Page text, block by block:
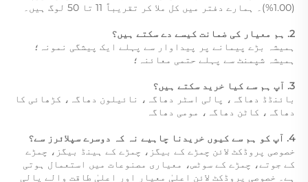
(1.00%)۔ ہمارے دفتر میں کل ملا کر تقریباً 11 تا 50 لوگ ہیں۔
2. ہم معیار کی ضمانت کیسے دے سکتے ہیں؟
ہمیشہ بڑے پیمانے پر پیداوار سے پہلے ایک پیشگی نمونہ؛
ہمیشہ شپمنٹ سے پہلے حتمی معائنہ؛
3. آپ ہم سے کیا خرید سکتے ہیں؟
دھاگہ، کاٹن دھاگہ، مومی دھاگہ
4. آپ کو ہم سے کیوں خریدنا چاہیے نہ کہ دوسرے سپلائرز سے؟